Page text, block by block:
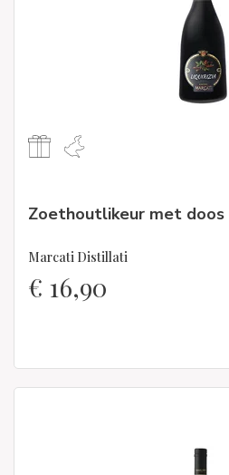
Zoethoutlikeur met doos
Marcati Distillati
€ 16,90